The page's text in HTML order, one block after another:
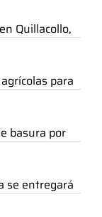
Quillacollo,
para
basura por
se entregará